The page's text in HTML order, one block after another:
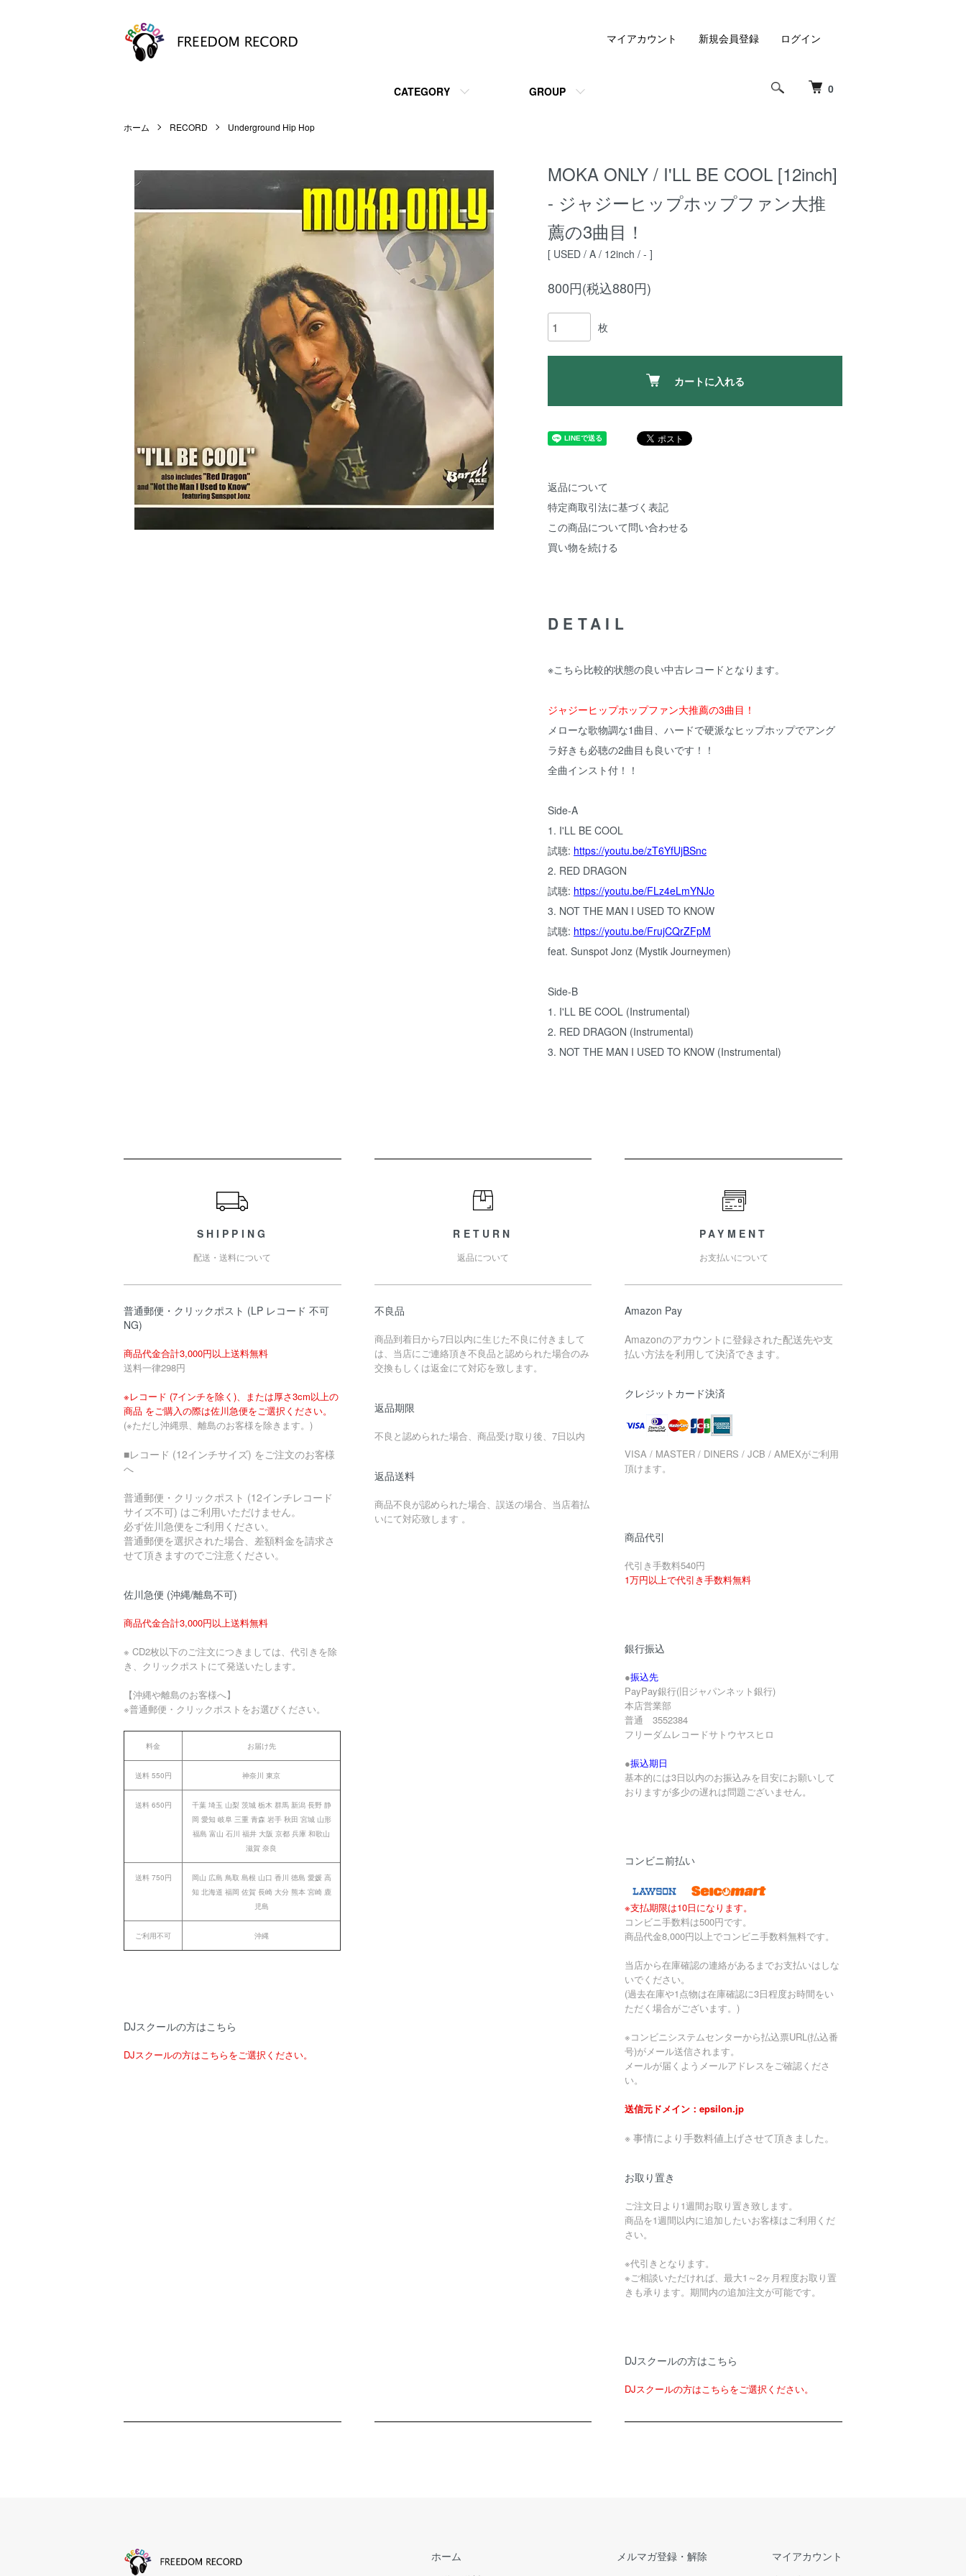
0
CATEGORY GROUP
マイアカウント 新規会員登録 ログイン
ホーム RECORD Underground Hip Hop
MOKA ONLY / I'LL BE COOL [12inch]
- ジャジーヒップホップファン大推
薦の3曲目！
[ USED / A / 12inch / - ]
800円(税込880円)
枚
カートに入れる
返品について
特定商取引法に基づく表記
この商品について問い合わせる
買い物を続ける
DETAIL
※こちら比較的状態の良い中古レコードとなります。
ジャジーヒップホップファン大推薦の3曲目！
メローな歌物調な1曲目、ハードで硬派なヒップホップでアング
ラ好きも必聴の2曲目も良いです！！
全曲インスト付！！
Side-A
1. I'LL BE COOL
試聴: https://youtu.be/zT6YfUjBSnc
2. RED DRAGON
試聴: https://youtu.be/FLz4eLmYNJo
3. NOT THE MAN I USED TO KNOW
試聴: https://youtu.be/FrujCQrZFpM
feat. Sunspot Jonz (Mystik Journeymen)
Side-B
1. I'LL BE COOL (Instrumental)
2. RED DRAGON (Instrumental)
3. NOT THE MAN I USED TO KNOW (Instrumental)
SHIPPING
配送・送料について
普通郵便・クリックポスト (LP レコード 不可
NG)
商品代金合計3,000円以上送料無料
送料一律298円
※レコード (7インチを除く)、または厚さ3cm以上の
商品 をご購入の際は佐川急便をご選択ください。
(※ただし沖縄県、離島のお客様を除きます。)
■レコード (12インチサイズ) をご注文のお客様
へ
普通郵便・クリックポスト (12インチレコード
サイズ不可) はご利用いただけません。
必ず佐川急便をご利用ください。
普通郵便を選択された場合、差額料金を請求さ
せて頂きますのでご注意ください。
佐川急便 (沖縄/離島不可)
商品代金合計3,000円以上送料無料
※ CD2枚以下のご注文につきましては、代引きを除
き、クリックポストにて発送いたします。
【沖縄や離島のお客様へ】
※普通郵便・クリックポストをお選びください。
料金 お届け先
送料 550円 神奈川 東京
送料 650円
千葉 埼玉 山梨 茨城 栃木 群馬 新潟 長野 静
岡 愛知 岐阜 三重 青森 岩手 秋田 宮城 山形
福島 富山 石川 福井 大阪 京都 兵庫 和歌山
滋賀 奈良
送料 750円
岡山 広島 鳥取 島根 山口 香川 徳島 愛媛 高
知 北海道 福岡 佐賀 長崎 大分 熊本 宮崎 鹿
児島
ご利用不可 沖縄
DJスクールの方はこちら
DJスクールの方はこちらをご選択ください。
RETURN
返品について
不良品
商品到着日から7日以内に生じた不良に付きまして
は、当店にご連絡頂き不良品と認められた場合のみ
交換もしくは返金にて対応を致します。
返品期限
不良と認められた場合、商品受け取り後、7日以内
返品送料
商品不良が認められた場合、誤送の場合、当店着払
いにて対応致します 。
PAYMENT
お支払いについて
Amazon Pay
Amazonのアカウントに登録された配送先や支
払い方法を利用して決済できます。
クレジットカード決済
VISA / MASTER / DINERS / JCB / AMEXがご利用
頂けます。
商品代引
代引き手数料540円
1万円以上で代引き手数料無料
銀行振込
●振込先
PayPay銀行(旧ジャパンネット銀行)
本店営業部
普通 3552384
フリーダムレコードサトウヤスヒロ
●振込期日
基本的には3日以内のお振込みを目安にお願いして
おりますが多少の遅れは問題ございません。
コンビニ前払い
※支払期限は10日になります。
コンビニ手数料は500円です。
商品代金8,000円以上でコンビニ手数料無料です。
当店から在庫確認の連絡があるまでお支払いはしな
いでください。
(過去在庫や1点物は在庫確認に3日程度お時間をい
ただく場合がございます。)
※コンビニシステムセンターから払込票URL(払込番
号)がメール送信されます。
メールが届くようメールアドレスをご確認くださ
い。
送信元ドメイン：epsilon.jp
※ 事情により手数料値上げさせて頂きました。
お取り置き
ご注文日より1週間お取り置き致します。
商品を1週間以内に追加したいお客様はご利用くだ
さい。
※代引きとなります。
※ご相談いただければ、最大1～2ヶ月程度お取り置
きも承ります。期間内の追加注文が可能です。
DJスクールの方はこちら
DJスクールの方はこちらをご選択ください。
ホーム
メルマガ登録・解除
マイアカウント